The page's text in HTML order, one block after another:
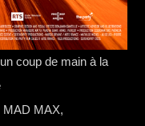
coup de main à la
MAD MAX,